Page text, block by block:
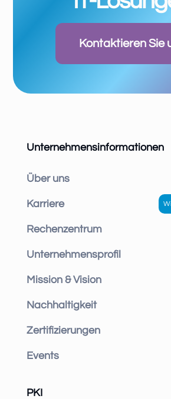
Kontaktieren Sie
Unternehmensinformationen
Über uns
Karriere
Rechenzentrum
Unternehmensprofil
Mission & Vision
Nachhaltigkeit
Zertifizierungen
Events
PKI